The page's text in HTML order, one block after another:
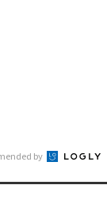
by